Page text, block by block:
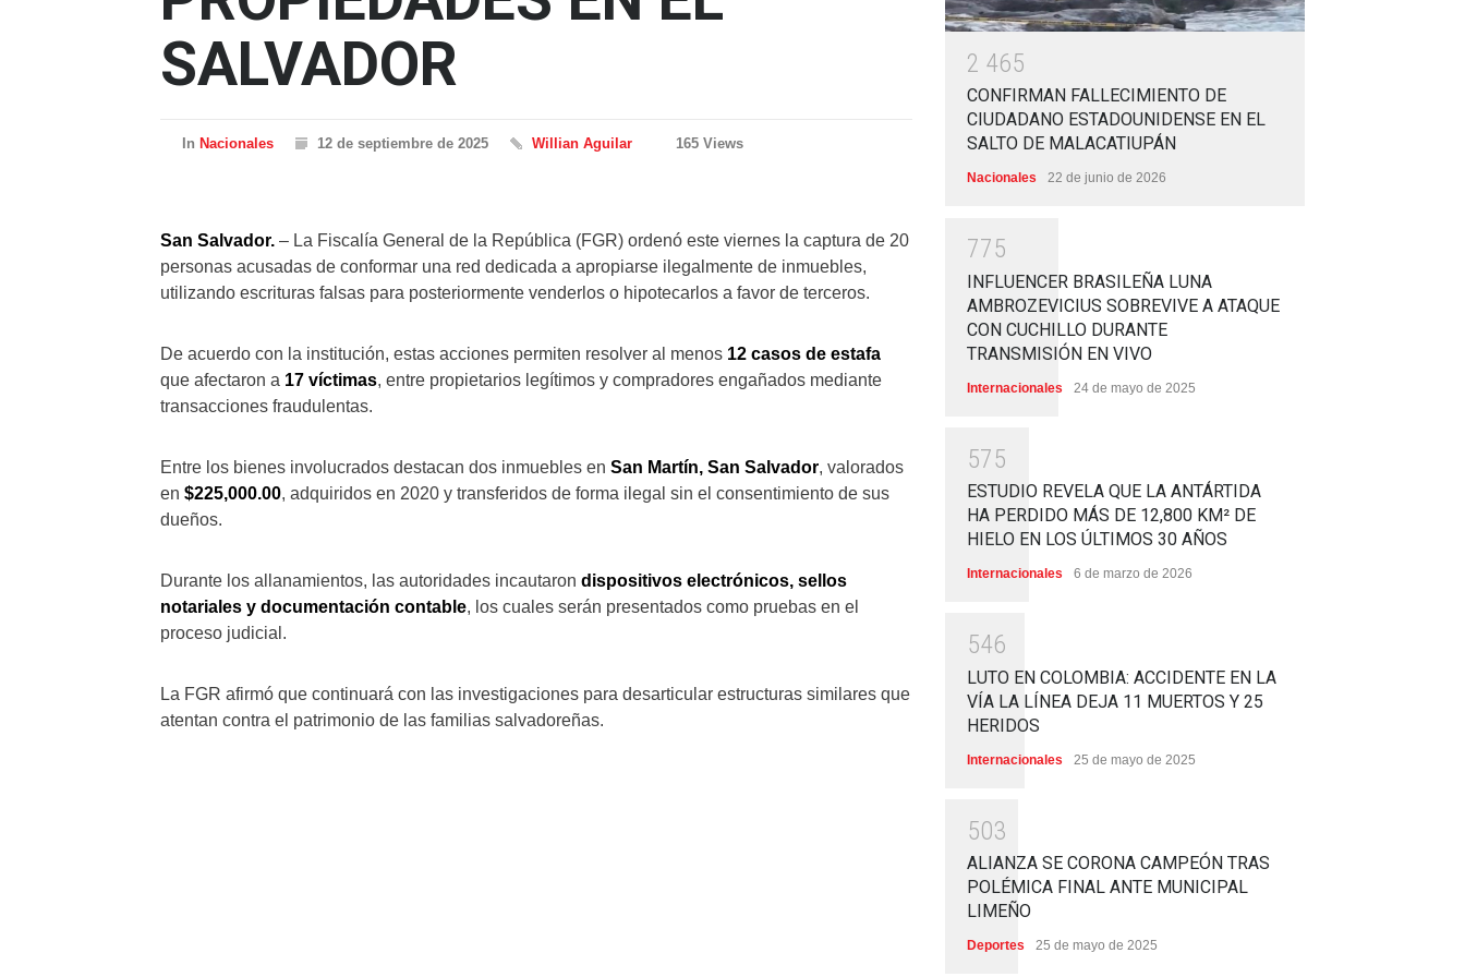
SALVADOR
In Nacionales 12 de septiembre de 2025 Willian Aguilar 165 Views
San Salvador. – La Fiscalía General de la República (FGR) ordenó este viernes la captura de 20
personas acusadas de conformar una red dedicada a apropiarse ilegalmente de inmuebles,
utilizando escrituras falsas para posteriormente venderlos o hipotecarlos a favor de terceros.
De acuerdo con la institución, estas acciones permiten resolver al menos 12 casos de estafa
que afectaron a 17 víctimas, entre propietarios legítimos y compradores engañados mediante
transacciones fraudulentas.
Entre los bienes involucrados destacan dos inmuebles en San Martín, San Salvador, valorados
en $225,000.00, adquiridos en 2020 y transferidos de forma ilegal sin el consentimiento de sus
dueños.
Durante los allanamientos, las autoridades incautaron dispositivos electrónicos, sellos
notariales y documentación contable, los cuales serán presentados como pruebas en el
proceso judicial.
La FGR afirmó que continuará con las investigaciones para desarticular estructuras similares que
atentan contra el patrimonio de las familias salvadoreñas.
2 465
CONFIRMAN FALLECIMIENTO DE
CIUDADANO ESTADOUNIDENSE EN EL
SALTO DE MALACATIUPÁN
Nacionales 22 de junio de 2026
775
INFLUENCER BRASILEÑA LUNA
AMBROZEVICIUS SOBREVIVE A ATAQUE
CON CUCHILLO DURANTE
TRANSMISIÓN EN VIVO
Internacionales 24 de mayo de 2025
575
ESTUDIO REVELA QUE LA ANTÁRTIDA
HA PERDIDO MÁS DE 12,800 KM² DE
HIELO EN LOS ÚLTIMOS 30 AÑOS
Internacionales 6 de marzo de 2026
546
LUTO EN COLOMBIA: ACCIDENTE EN LA
VÍA LA LÍNEA DEJA 11 MUERTOS Y 25
HERIDOS
Internacionales 25 de mayo de 2025
503
ALIANZA SE CORONA CAMPEÓN TRAS
POLÉMICA FINAL ANTE MUNICIPAL
LIMEÑO
Deportes 25 de mayo de 2025